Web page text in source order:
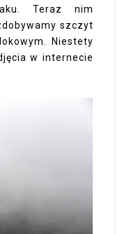
Teraz nim
szczyt
Niestety
w internecie